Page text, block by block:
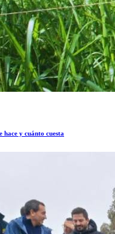
hace y cuánto cuesta